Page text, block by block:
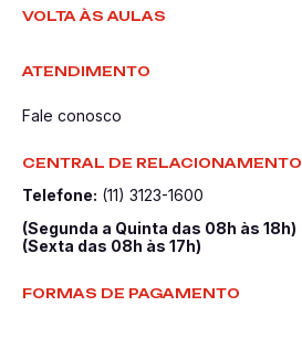
VOLTA ÀS AULAS
ATENDIMENTO
Fale conosco
CENTRAL DE RELACIONAMENTO
Telefone: (11) 3123-1600
(Segunda a Quinta das 08h às 18h)
(Sexta das 08h às 17h)
FORMAS DE PAGAMENTO